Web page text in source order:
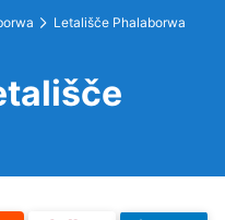
Letališče Phalaborwa